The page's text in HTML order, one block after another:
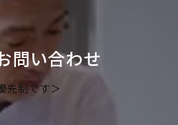
問い合わせ
先制です＞